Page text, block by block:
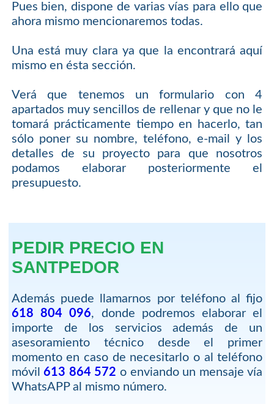
Pues bien, dispone de varias vías para ello que
ahora mismo mencionaremos todas.
Una está muy clara ya que la encontrará aquí
mismo en ésta sección.
Verá que tenemos un formulario con 4
apartados muy sencillos de rellenar y que no le
tomará prácticamente tiempo en hacerlo, tan
sólo poner su nombre, teléfono, e-mail y los
detalles de su proyecto para que nosotros
podamos elaborar posteriormente el
presupuesto.
PEDIR PRECIO EN
SANTPEDOR
Además puede llamarnos por teléfono al fijo
618 804 096, donde podremos elaborar el
importe de los servicios además de un
asesoramiento técnico desde el primer
momento en caso de necesitarlo o al teléfono
móvil613 864 572 o enviando un mensaje vía
WhatsAPP al mismo número.